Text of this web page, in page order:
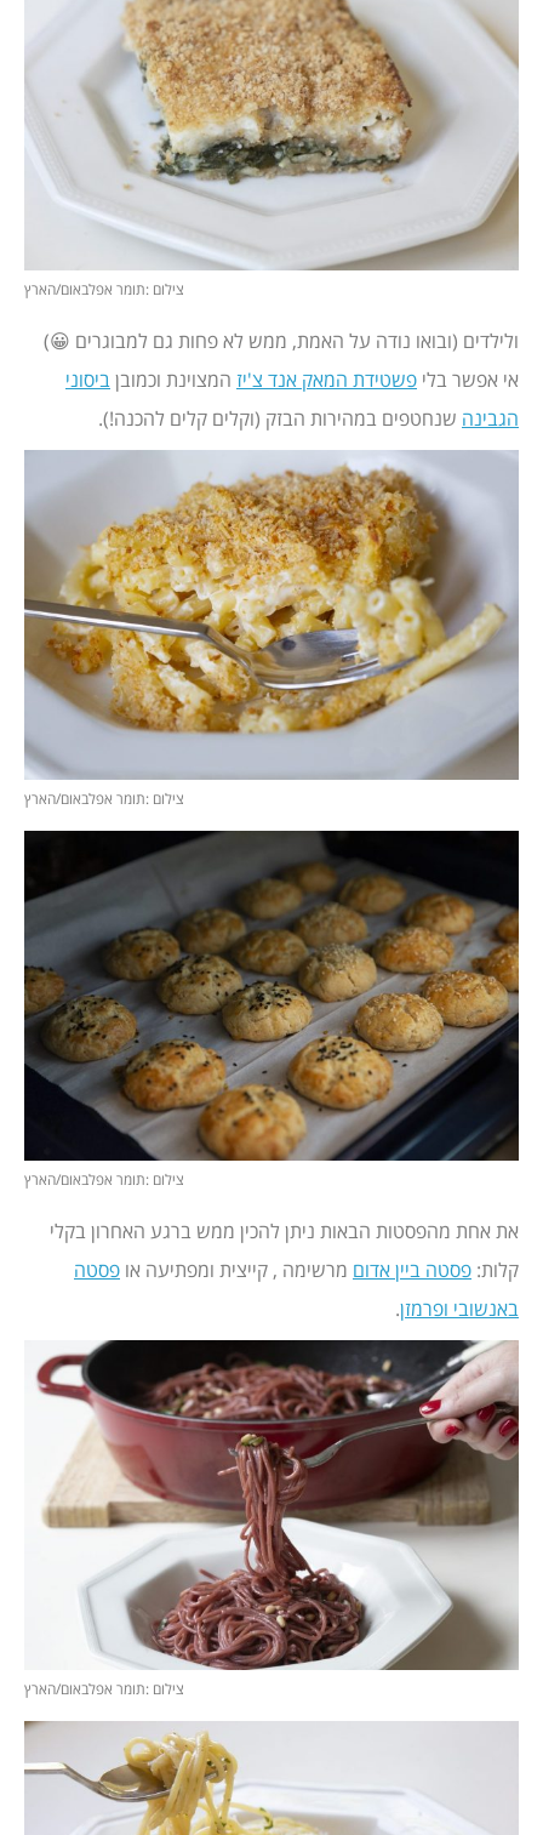
צילום :תומר אפלבאום/הארץ
ולילדים (ובואו נודה על האמת, ממש לא פחות גם למבוגרים 😀)
אי אפשר בלי פשטידת המאק אנד צ'יז המצוינת וכמובןביסוני
הגבינה שנחטפים במהירות הבזק (וקלים קלים להכנה!).
צילום :תומר אפלבאום/הארץ
צילום :תומר אפלבאום/הארץ
את אחת מהפסטות הבאות ניתן להכין ממש ברגע האחרון בקלי
קלות: פסטה ביין אדום מרשימה , קייצית ומפתיעה או פסטה
באנשובי ופרמזן.
צילום :תומר אפלבאום/הארץ